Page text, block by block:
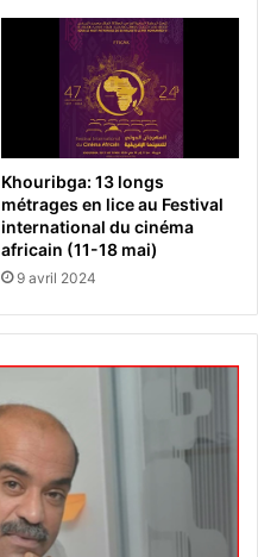
Khouribga: 13 longs
métrages en lice au Festival
international du cinéma
africain (11-18 mai)
9 avril 2024